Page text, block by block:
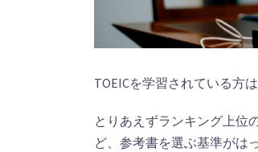
TOEICを学習されている方
とりあえずランキング上位
ど、参考書を選ぶ基準がは